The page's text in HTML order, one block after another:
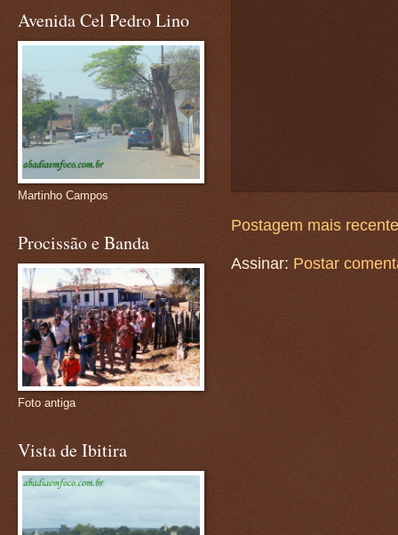
Postagem mais recente
Assinar: Postar
Avenida Cel Pedro Lino
Martinho Campos
Procissão e Banda
Foto antiga
Vista de Ibitira